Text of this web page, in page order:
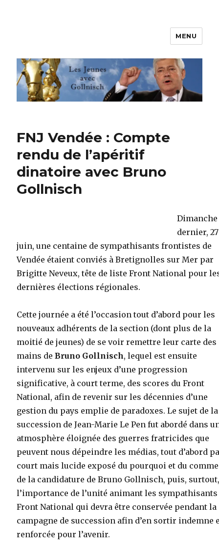
Les jeunes avec Gollnisch
MENU
FNJ Vendée : Compte
rendu de l’apéritif
dinatoire avec Bruno
Gollnisch
Dimanche
dernier, 27
juin, une centaine de sympathisants frontistes de
Vendée étaient conviés à Bretignolles sur Mer par
Brigitte Neveux, tête de liste Front National pour
dernières élections régionales.
Cette journée a été l’occasion tout d’abord pour les
nouveaux adhérents de la section (dont plus de la
moitié de jeunes) de se voir remettre leur carte des
mains deBruno Gollnisch, lequel est ensuite
intervenu sur les enjeux d’une progression
significative, à court terme, des scores du Front
National, afin de revenir sur les décennies d’une
gestion du pays emplie de paradoxes. Le sujet de la
succession de Jean-Marie Le Pen fut abordé dans
atmosphère éloignée des guerres fratricides que
peuvent nous dépeindre les médias, tout d’abord
court mais lucide exposé du pourquoi et du
de la candidature de Bruno Gollnisch, puis,
l’importance de l’unité animant les sympathisants
Front National qui devra être conservée pendant la
campagne de succession afin d’en sortir indemne
renforcée pour l’avenir.